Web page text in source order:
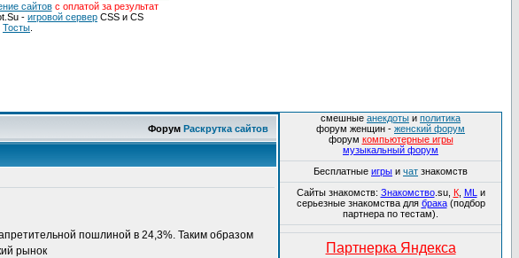
сайтов с оплатой за результат
- игровой сервер CSS и CS
Тосты
Форум Раскрутка сайтов
пошлиной в 24,3%. Таким образом
рынок
смешные анекдоты и политика
форум женщин - женский форум
форум компьютерные игры
музыкальный форум
Бесплатные игры и чат знакомств
Сайты знакомств: Знакомство.su, К, ML и
серьезные знакомства для брака(подбор
партнера по тестам).
Партнерка Яндекса